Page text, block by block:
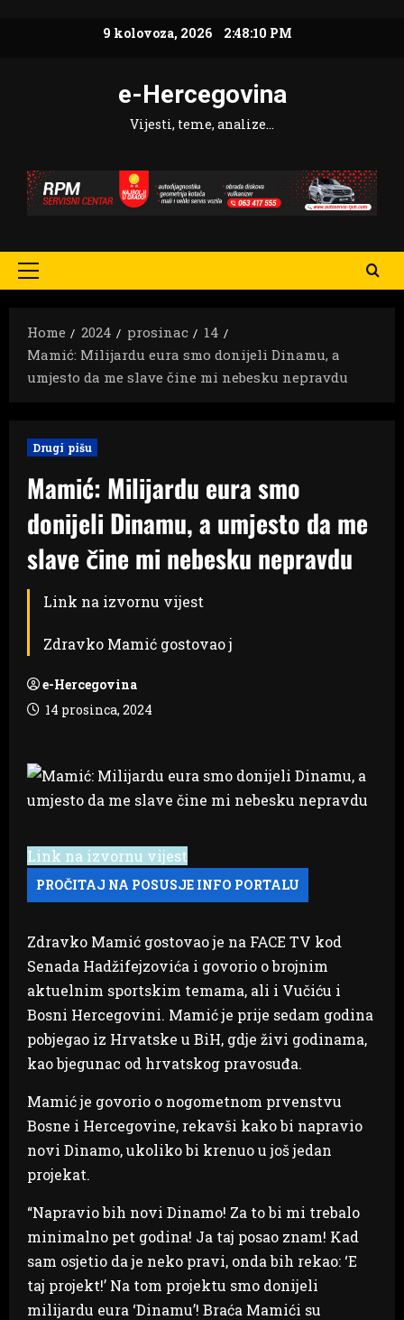
9 kolovoza, 2026 2:48:12 PM
e-Hercegovina
Vijesti, teme, analize…
Primary
Home
2024 prosinac
14
Mamić: Milijardu eura smo donijeli Dinamu, a
umjesto da me slave čine mi nebesku nepravdu
Drugi pišu
Mamić: Milijardu eura smo
donijeli Dinamu, a umjesto da me
slave čine mi nebesku nepravdu
Link na izvornu vijest
Zdravko Mamić gostovao j
e-Hercegovina
14 prosinca, 2024
Link na izvornu vijest
Zdravko Mamić gostovao je na FACE TV kod
Senada Hadžifejzovića i govorio o brojnim
aktuelnim sportskim temama, ali i Vučiću i
Bosni Hercegovini. Mamić je prije sedam godina
pobjegao iz Hrvatske u BiH, gdje živi godinama,
kao bjegunac od hrvatskog pravosuđa.
Mamić je govorio o nogometnom prvenstvu
Bosne i Hercegovine, rekavši kako bi napravio
novi Dinamo, ukoliko bi krenuo u još jedan
projekat.
“Napravio bih novi Dinamo! Za to bi mi trebalo
minimalno pet godina! Ja taj posao znam! Kad
sam osjetio da je neko pravi, onda bih rekao: ‘E
taj projekt!’ Na tom projektu smo donijeli
milijardu eura ‘Dinamu’! Braća Mamići su